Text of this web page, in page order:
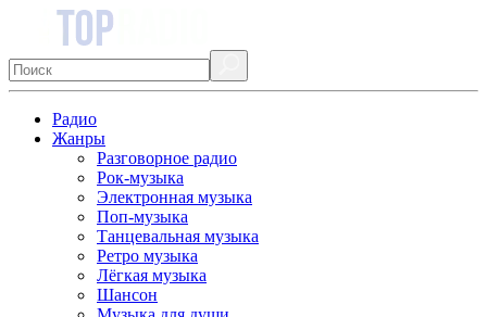
Радио
Жанры
Разговорное радио
Рок-музыка
Электронная музыка
Поп-музыка
Танцевальная музыка
Ретро музыка
Лёгкая музыка
Шансон